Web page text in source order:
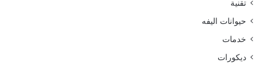
تقنية
حيوانات اليفه
خدمات
ديكورات